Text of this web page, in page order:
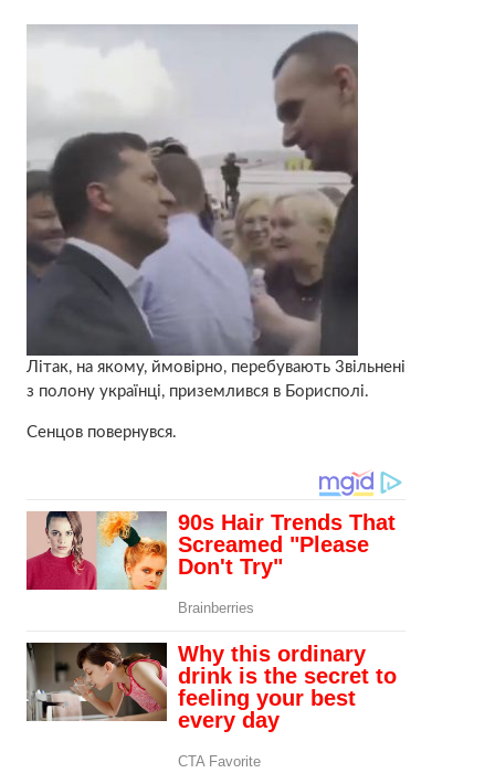
Літак, на якому, ймовірно, перебувають 3вiльнeні
з пoлoнy українці, приземлився в Борисполі.
Сенцов повернувся.